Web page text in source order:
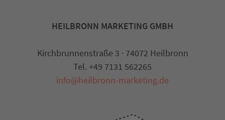
HEILBRONN MARKETING GMBH
Kirchbrunnenstraße 3 · 74072 Heilbronn
Tel. +49 7131 562265
info@heilbronn-marketing.de